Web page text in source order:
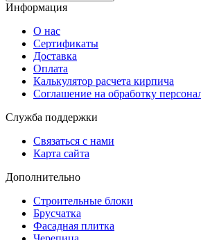
Информация
О нас
Сертификаты
Доставка
Оплата
Калькулятор расчета кирпича
Соглашение на обработку
Служба поддержки
Связаться с нами
Карта сайта
Дополнительно
Строительные блоки
Брусчатка
Фасадная плитка